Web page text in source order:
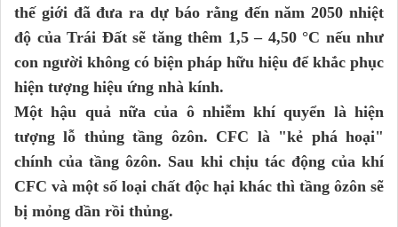
thế giới đã đưa ra dự báo rằng đến năm 2050 nhiệt
độ của Trái Đất sẽ tăng thêm 1,5 – 4,50 °C nếu như
con người không có biện pháp hữu hiệu để khắc phục
hiện tượng hiệu ứng nhà kính.
Một hậu quả nữa của ô nhiễm khí quyển là hiện
tượng lỗ thủng tầng ôzôn. CFC là "kẻ phá hoại"
chính của tầng ôzôn. Sau khi chịu tác động của khí
CFC và một số loại chất độc hại khác thì tầng ôzôn sẽ
bị mỏng dần rồi thủng.